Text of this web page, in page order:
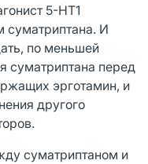
5-НТ1
суматриптана. И
по меньшей
суматриптана перед
эрготамин, и
другого
суматриптаном и